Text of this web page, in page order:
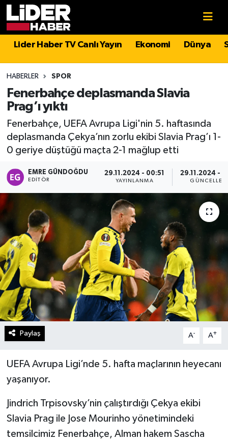
Lider Haber TV Canlı Yayın Ekonomi Dünya
HABERLER SPOR
Fenerbahçe deplasmanda Slavia
Prag’ı yıktı
Fenerbahçe, UEFA Avrupa Ligi'nin 5. haftasında
deplasmanda Çekya’nın zorlu ekibi Slavia Prag’ı 1-
0 geriye düştüğü maçta 2-1 mağlup etti
EMRE GÜNDOĞDU
EDITÖR
29.11.2024 - 00:51
YAYINLANMA
29.11.2024 -
Paylaş A- A+
UEFA Avrupa Ligi’nde 5. hafta maçlarının heyecanı
yaşanıyor.
Jindrich Trpisovsky’nin çalıştırdığı Çekya ekibi
Slavia Prag ile Jose Mourinho yönetimindeki
temsilcimiz Fenerbahçe, Alman hakem Sascha
Politika
Asayiş
Magazin
Spor
Sağlık
Teknoloji
Turizm
Kültür - Sanat
Lider Haber TV Canlı Yayın izle
Hava Durumu
İstanbul Namaz Vakitleri
Süper Lig Puan Durumu ve Fikstür
Tüm Manşetler
Son Dakika Haberleri
Haber Arşivi